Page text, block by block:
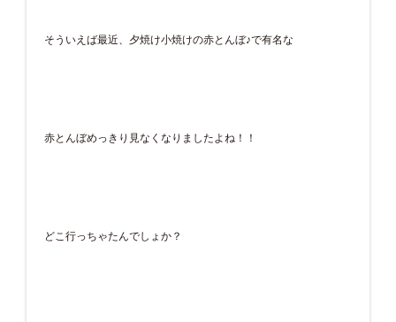
そういえば最近、夕焼け小焼けの赤とんぼ♪で有名な
赤とんぼめっきり見なくなりましたよね！！
どこ行っちゃたんでしょか？